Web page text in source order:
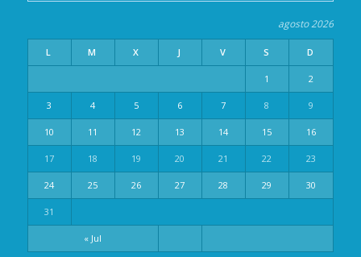
agosto 2026
L M X J V S D
« Jul
1 2
3 4 5 6 7 8 9
10 11 12 13 14 15 16
17 18 19 20 21 22 23
24 25 26 27 28 29 30
31